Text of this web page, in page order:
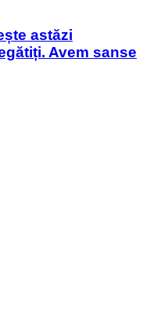
astăzi
Avem sanse